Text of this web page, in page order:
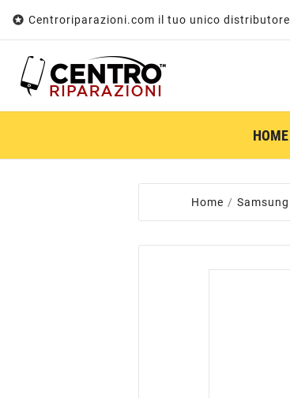
 Centroriparazioni.com il tuo unico distributore
HOME
Home Samsung